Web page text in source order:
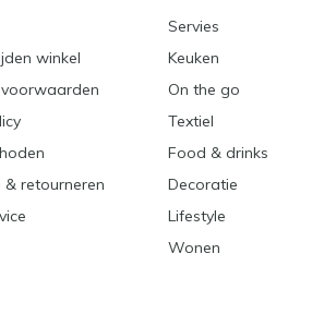
winkel
& retourneren
Servies
Keuken
On the go
Textiel
Food & drinks
Decoratie
Lifestyle
Wonen